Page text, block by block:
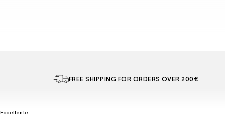
FREE SHIPPING FOR ORDERS OVER 200€
Eccellente